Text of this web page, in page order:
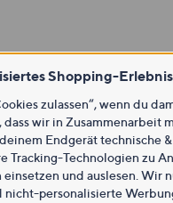
Shopping-Erlebnis
zulassen“, wenn du
wir in Zusammenarbeit
Endgerät technische
Tracking-Technologien zu
und auslesen. Wir
nicht-personalisierte